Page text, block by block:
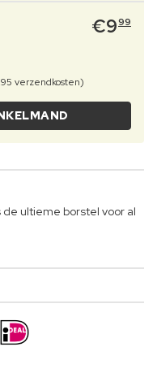
€999
verzendkosten)
de ultieme borstel voor al